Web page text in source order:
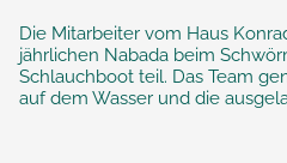
Die Mitarbeiter vom Haus
jährlichen Nabada beim
Schlauchboot teil. Das Team
auf dem Wasser und die